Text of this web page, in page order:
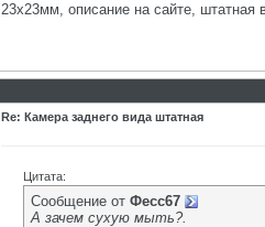
23х23мм, описание на сайте, штатная
Re: Камера заднего вида штатная
Цитата:
Сообщение от Фесс67
А зачем сухую мыть?.